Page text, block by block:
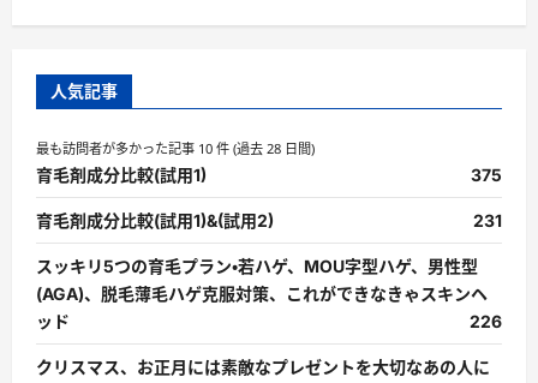
人気記事
最も訪問者が多かった記事 10 件 (過去 28 日間)
育毛剤成分比較(試用1) 375
育毛剤成分比較(試用1)&(試用2) 231
スッキリ5つの育毛プラン・若ハゲ、MOU字型ハゲ、男性型
(AGA)、脱毛薄毛ハゲ克服対策、これができなきゃスキンヘ
ッド
226
クリスマス、お正月には素敵なプレゼントを大切なあの人に